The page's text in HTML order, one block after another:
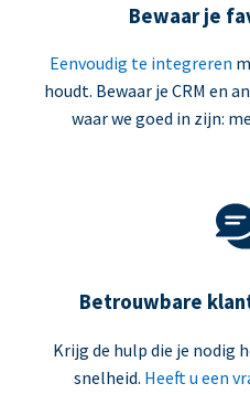
Bewaar je
Eenvoudig te integreren
houdt. Bewaar je CRM en
waar we goed in zijn:
Betrouwbare
Krijg de hulp die je nodig
snelheid. Heeft u een